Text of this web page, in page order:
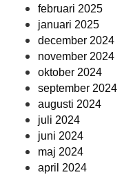
februari 2025
januari 2025
december 2024
november 2024
oktober 2024
september 2024
augusti 2024
juli 2024
juni 2024
maj 2024
april 2024